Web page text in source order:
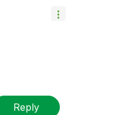
Reply